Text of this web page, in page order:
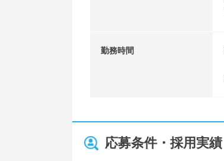
勤務時間
応募条件・採用実績